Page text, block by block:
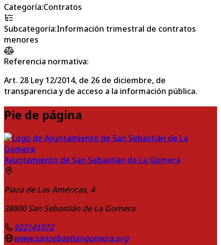
Categoría:Contratos
Subcategoría:Información trimestral de contratos
menores
Referencia normativa:
Art. 28 Ley 12/2014, de 26 de diciembre, de
transparencia y de acceso a la información pública.
Pie de página
Ayuntamiento de San Sebastián de La Gomera
Plaza de Las Américas, 4
38800 San Sebastián de La Gomera
922141072
www.sansebastiangomera.org